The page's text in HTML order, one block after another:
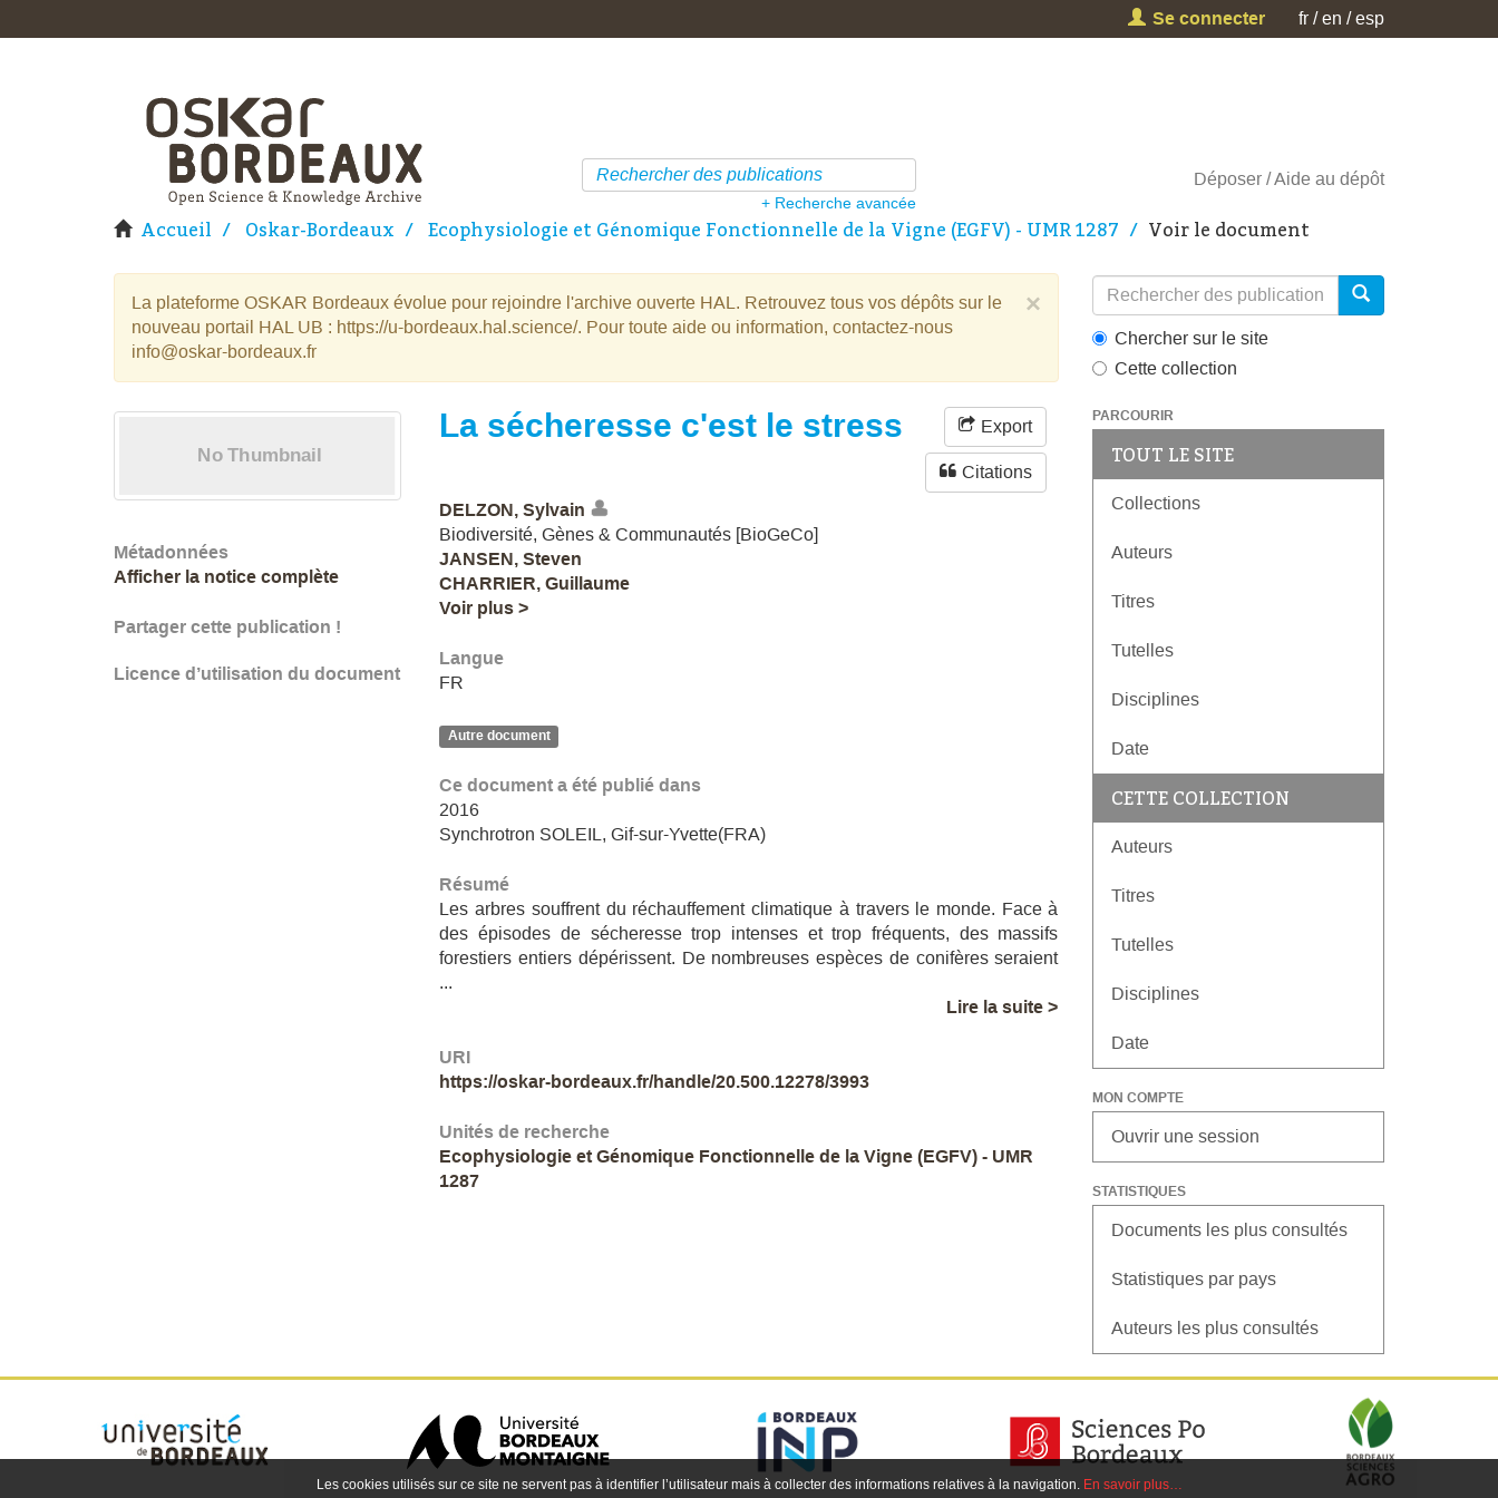
Se connecter fr en esp
+ Recherche avancée
Déposer Aide au dépôt
Accueil Oskar-Bordeaux Ecophysiologie et Génomique Fonctionnelle de la Vigne (EGFV) - UMR 1287 Voir le document
×
La plateforme OSKAR Bordeaux évolue pour rejoindre l'archive ouverte HAL. Retrouvez tous vos dépôts sur le
nouveau portail HAL UB : https://u-bordeaux.hal.science/. Pour toute aide ou information, contactez-nous
info@oskar-bordeaux.fr
Métadonnées
Afficher la notice complète
Partager cette publication !
Licence d’utilisation du document
La sécheresse c'est le stress Export
Citations
DELZON, Sylvain
Biodiversité, Gènes & Communautés [BioGeCo]
JANSEN, Steven
CHARRIER, Guillaume
Voir plus >
Langue
FR
Autre document
Ce document a été publié dans
2016
Synchrotron SOLEIL, Gif-sur-Yvette(FRA)
Résumé
Les arbres souffrent du réchauffement climatique à travers le monde. Face à
des épisodes de sécheresse trop intenses et trop fréquents, des massifs
forestiers entiers dépérissent. De nombreuses espèces de conifères seraient
...
Lire la suite >
URI
https://oskar-bordeaux.fr/handle/20.500.12278/3993
Unités de recherche
Ecophysiologie et Génomique Fonctionnelle de la Vigne (EGFV) - UMR
1287
Chercher sur le site
Cette collection
PARCOURIR
TOUT LE SITE
Collections
Auteurs
Titres
Tutelles
Disciplines
Date
CETTE COLLECTION
Auteurs
Titres
Tutelles
Disciplines
Date
MON COMPTE
Ouvrir une session
STATISTIQUES
Documents les plus consultés
Statistiques par pays
Auteurs les plus consultés
Les cookies utilisés sur ce site ne servent pas à identifier l’utilisateur mais à collecter des informations relatives à la navigation. En savoir plus…